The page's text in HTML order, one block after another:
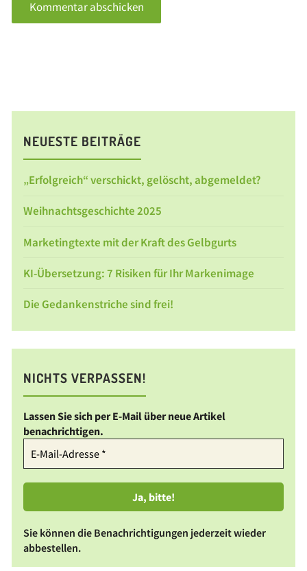
NEUESTE BEITRÄGE
„Erfolgreich“ verschickt, gelöscht, abgemeldet?
Weihnachtsgeschichte 2025
Marketingtexte mit der Kraft des Gelbgurts
KI-Übersetzung: 7 Risiken für Ihr Markenimage
Die Gedankenstriche sind frei!
NICHTS VERPASSEN!
Lassen Sie sich per E-Mail über neue Artikel
benachrichtigen.
Sie können die Benachrichtigungen jederzeit wieder
abbestellen.